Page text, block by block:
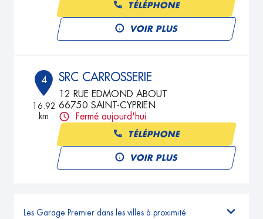
TÉLÉPHONE
VOIR PLUS
4
16.92
km
SRC CARROSSERIE
12 RUE EDMOND ABOUT
66750 SAINT-CYPRIEN
Fermé aujourd'hui
TÉLÉPHONE
VOIR PLUS
Les Garage Premier dans les villes à proximité